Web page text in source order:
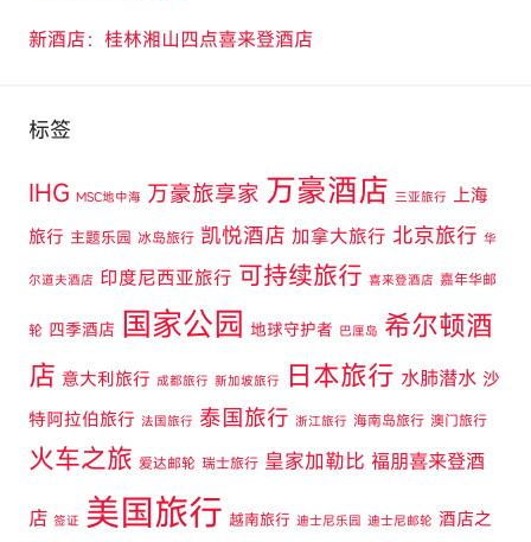
新酒店：桂林湘山四点喜来登酒店
标签
IHG MSC地中海 万豪旅享家 万豪酒店 三亚旅行
上海
旅行 主题乐园 冰岛旅行 凯悦酒店 加拿大旅行 北京旅行 华
尔道夫酒店 印度尼西亚旅行 可持续旅行 喜来登酒店 嘉年华邮
轮 四季酒店 国家公园 地球守护者 巴厘岛 希尔顿酒
店 意大利旅行 成都旅行 新加坡旅行 日本旅行 水肺潜水 沙
特阿拉伯旅行 法国旅行 泰国旅行 浙江旅行 海南岛旅行 澳门旅行
火车之旅 爱达邮轮 瑞士旅行 皇家加勒比 福朋喜来登酒
店 签证 美国旅行 越南旅行 迪士尼乐园 迪士尼邮轮 酒店之